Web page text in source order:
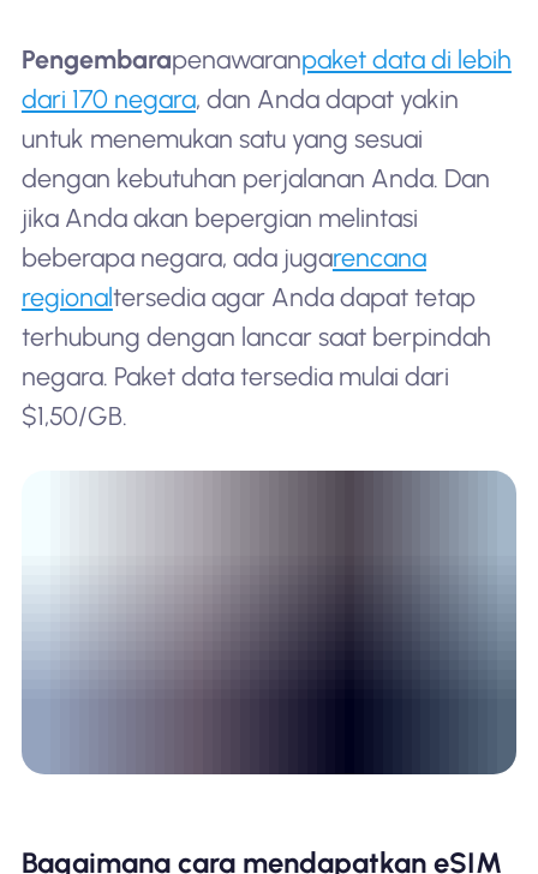
Pengembarapenawaranpaket data di lebih
dari 170 negara, dan Anda dapat yakin
untuk menemukan satu yang sesuai
dengan kebutuhan perjalanan Anda. Dan
jika Anda akan bepergian melintasi
beberapa negara, ada jugarencana
regionaltersedia agar Anda dapat tetap
terhubung dengan lancar saat berpindah
negara. Paket data tersedia mulai dari
$1,50/GB.
Bagaimana cara mendapatkan eSIM